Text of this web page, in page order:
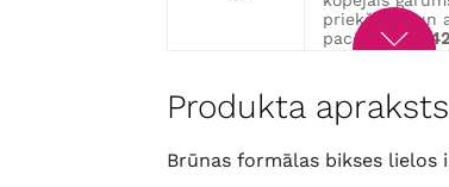
priekšējais un
pacēlums 31/
56
gūžas
kopējais garums
stāvoklis 32/42
apkārtmērs
Produkta apraksts
Brūnas formālas bikses lielos